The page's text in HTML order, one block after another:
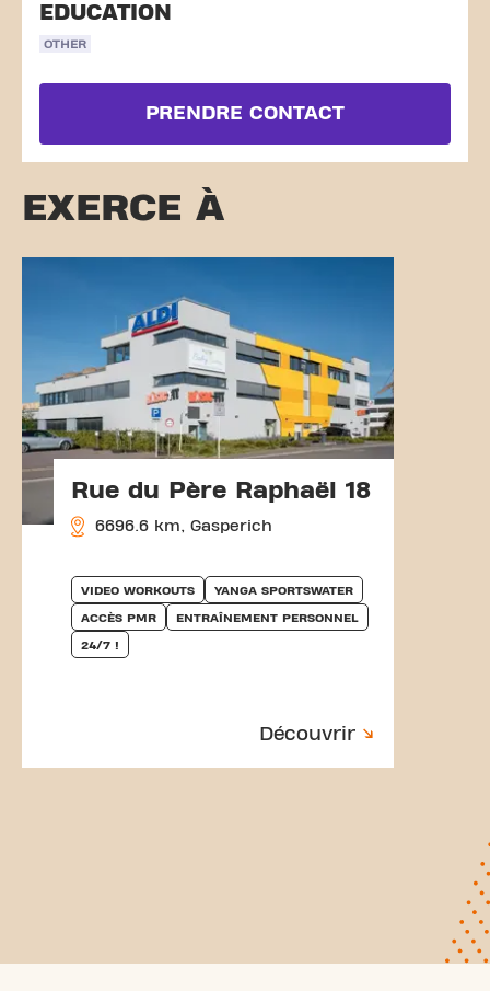
EDUCATION
OTHER
PRENDRE CONTACT
EXERCE À
Rue du Père Raphaël 18
6696.6 km, Gasperich
VIDEO WORKOUTS YANGA SPORTSWATER
ACCÈS PMR ENTRAÎNEMENT PERSONNEL
24/7 !
Découvrir